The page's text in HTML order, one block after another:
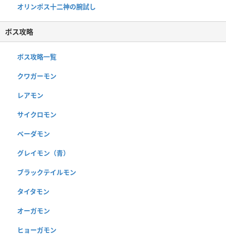
オリンポス十二神の腕試し
ボス攻略
ボス攻略一覧
クワガーモン
レアモン
サイクロモン
ベーダモン
グレイモン（青）
ブラックテイルモン
タイタモン
オーガモン
ヒョーガモン